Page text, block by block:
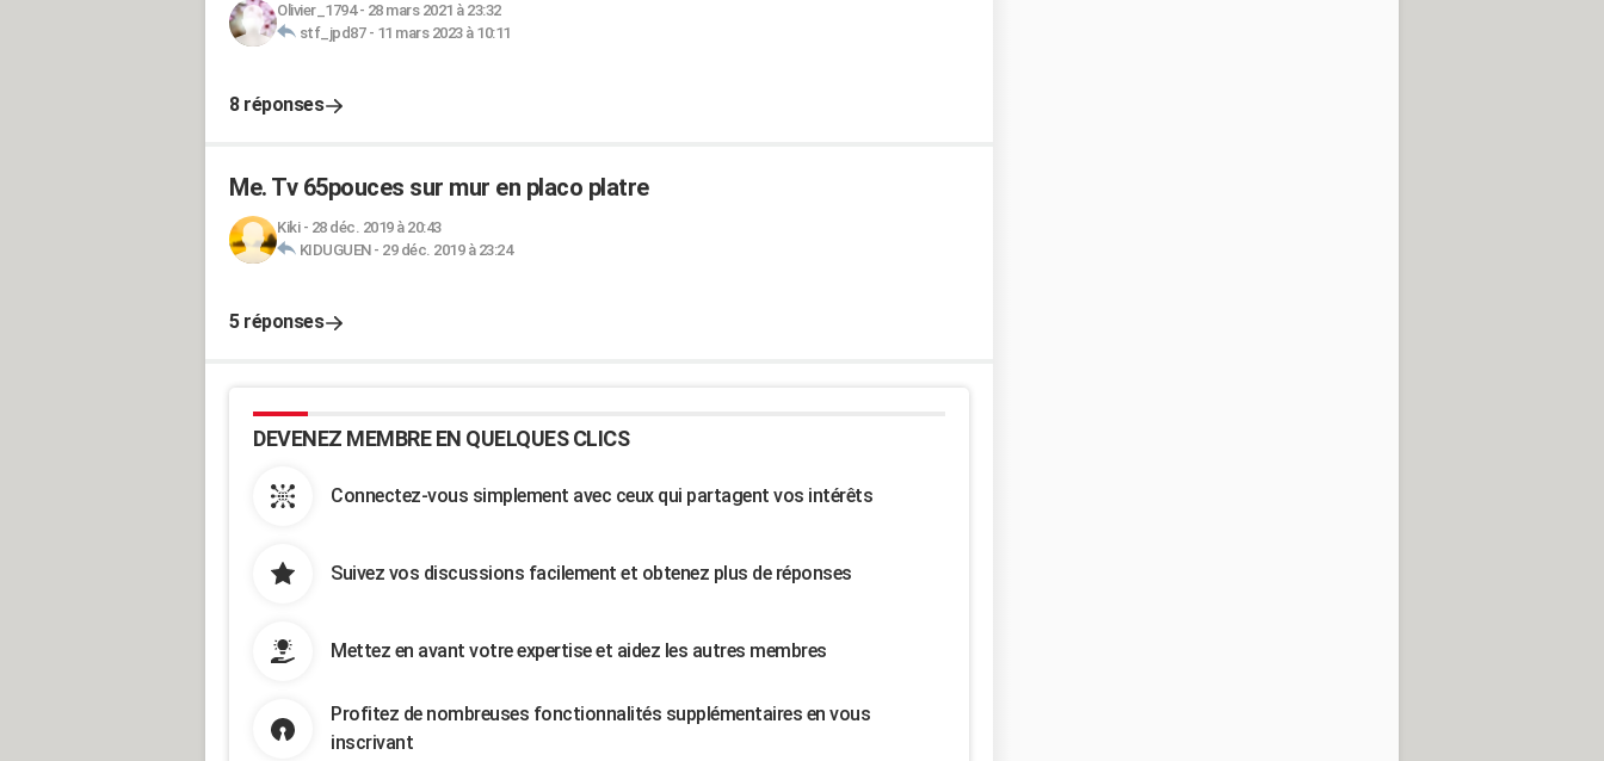
Olivier_1794- 28 mars 2021 à 23:32
stf_jpd87- 11 mars 2023 à 10:11
8 réponses
Me. Tv 65pouces sur mur en placo platre
Kiki- 28 déc. 2019 à 20:43
KIDUGUEN- 29 déc. 2019 à 23:24
5 réponses
DEVENEZ MEMBRE EN QUELQUES CLICS
Connectez-vous simplement avec ceux qui partagent vos intérêts
Suivez vos discussions facilement et obtenez plus de réponses
Mettez en avant votre expertise et aidez les autres membres
Profitez de nombreuses fonctionnalités supplémentaires en vous
inscrivant